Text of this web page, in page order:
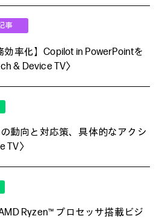
効率化】Copilot in PowerPointを
& Device TV〉
動向と対応策、具体的なアクシ
TV〉
Ryzen™ プロセッサ搭載ビジ